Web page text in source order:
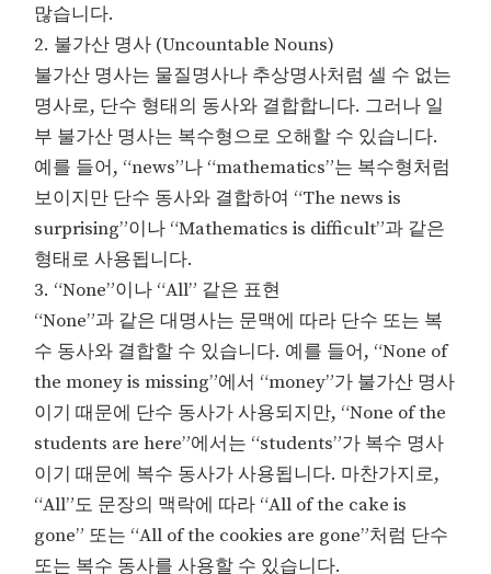
많습니다.
2. 불가산 명사 (Uncountable Nouns)
불가산 명사는 물질명사나 추상명사처럼 셀 수 없는
명사로, 단수 형태의 동사와 결합합니다. 그러나 일
부 불가산 명사는 복수형으로 오해할 수 있습니다.
예를 들어, “news”나 “mathematics”는 복수형처럼
보이지만 단수 동사와 결합하여 “The news is
surprising”이나 “Mathematics is difficult”과 같은
형태로 사용됩니다.
3. “None”이나 “All” 같은 표현
“None”과 같은 대명사는 문맥에 따라 단수 또는 복
수 동사와 결합할 수 있습니다. 예를 들어, “None of
the money is missing”에서 “money”가 불가산 명사
이기 때문에 단수 동사가 사용되지만, “None of the
students are here”에서는 “students”가 복수 명사
이기 때문에 복수 동사가 사용됩니다. 마찬가지로,
“All”도 문장의 맥락에 따라 “All of the cake is
gone” 또는 “All of the cookies are gone”처럼 단수
또는 복수 동사를 사용할 수 있습니다.